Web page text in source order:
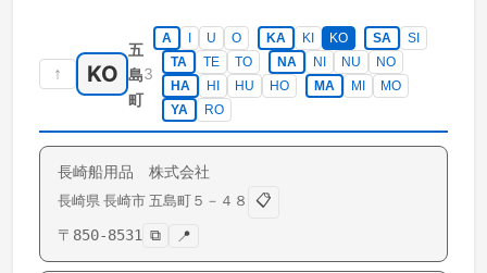
↑ KO
五
島
町
3
A U O KA KI KO SA
SI
TA
TE TO NA NI NU
NO
HA
HI HU HO MA MI
MO
YA
RO
長崎船用品 株式会社
長崎県 長崎市 五島町 ５－４８
📋
〒 850-8531 ⧉ 📍